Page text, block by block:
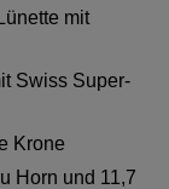
mit
Swiss Super-
Krone
Horn und 11,7